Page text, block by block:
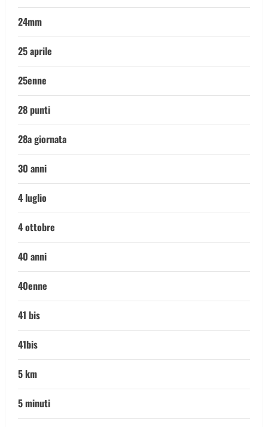
24mm
25 aprile
25enne
28 punti
28a giornata
30 anni
4 luglio
4 ottobre
40 anni
40enne
41 bis
41bis
5 km
5 minuti